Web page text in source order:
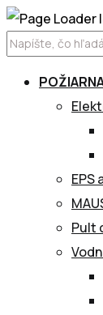
Pult